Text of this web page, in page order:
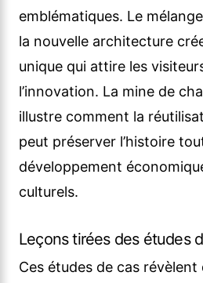
emblématiques. Le
la nouvelle architecture
unique qui attire les
l’innovation. La mine de
illustre comment la
peut préserver l’histoire
développement
culturels.
Leçons tirées des études
Ces études de cas révèlent